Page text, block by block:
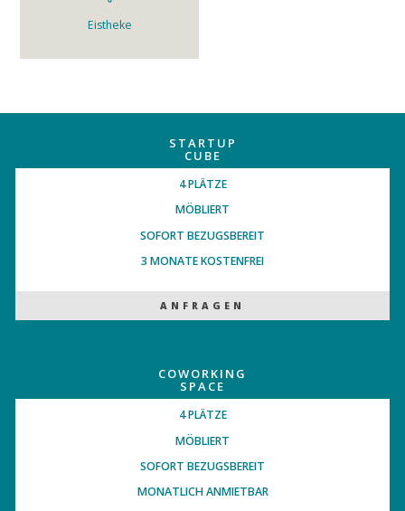
Eistheke
STARTUP
CUBE
4 PLÄTZE
MÖBLIERT
SOFORT BEZUGSBEREIT
3 MONATE KOSTENFREI
ANFRAGEN
COWORKING
SPACE
4 PLÄTZE
MÖBLIERT
SOFORT BEZUGSBEREIT
MONATLICH ANMIETBAR